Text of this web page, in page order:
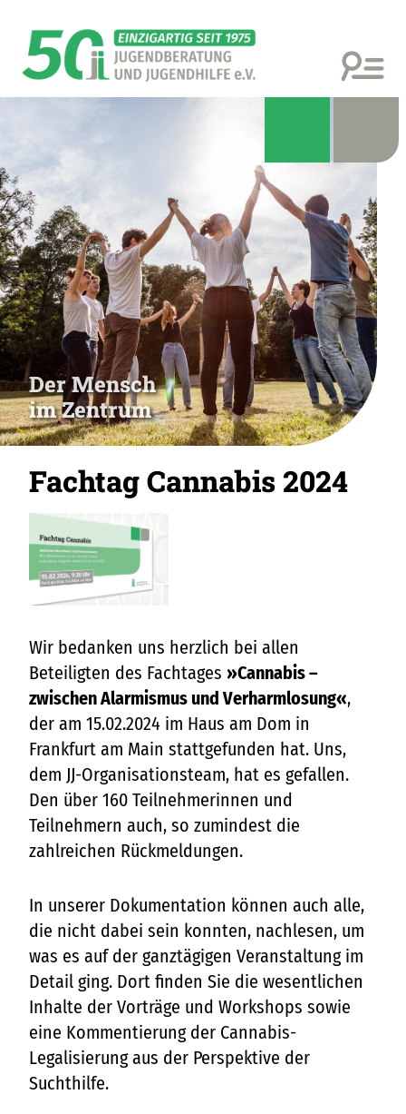
Der Mensch
im Zentrum
Fachtag Cannabis 2024
Wir bedanken uns herzlich bei allen
Beteiligten des Fachtages »Cannabis –
zwischen Alarmismus und Verharmlosung«,
der am 15.02.2024 im Haus am Dom in
Frankfurt am Main stattgefunden hat. Uns,
dem JJ-Organisationsteam, hat es gefallen.
Den über 160 Teilnehmerinnen und
Teilnehmern auch, so zumindest die
zahlreichen Rückmeldungen.
In unserer Dokumentation können auch alle,
die nicht dabei sein konnten, nachlesen, um
was es auf der ganztägigen Veranstaltung im
Detail ging. Dort finden Sie die wesentlichen
Inhalte der Vorträge und Workshops sowie
eine Kommentierung der Cannabis-
Legalisierung aus der Perspektive der
Suchthilfe.